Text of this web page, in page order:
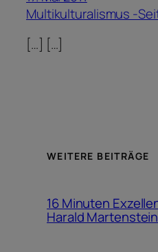
Multikulturalismus -
[…] […]
WEITERE BEITRÄGE
16 Minuten
Harald Martenstein